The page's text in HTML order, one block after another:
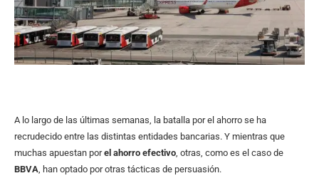
A lo largo de las últimas semanas, la batalla por el ahorro se ha
recrudecido entre las distintas entidades bancarias. Y mientras que
muchas apuestan porel ahorro efectivo , otras, como es el caso de
BBVA , han optado por otras tácticas de persuasión.